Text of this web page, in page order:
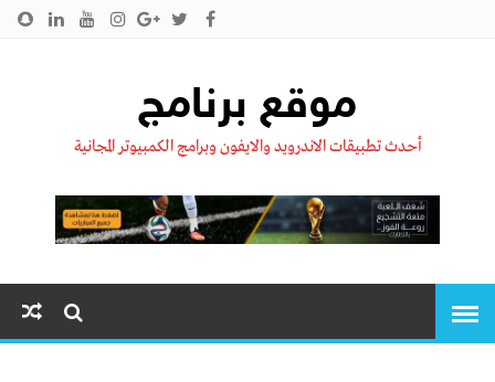
موقع برنامج
أحدث تطبيقات الاندرويد والايفون وبرامج الكمبيوتر المجانية